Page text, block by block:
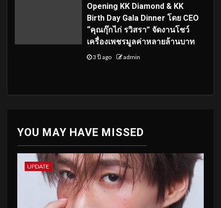
Opening KK Diamond & KK
Birth Day Gala Dinner โดย CEO
“คุณกุ๊กไก่ รวิสรา” จัดงานโชว์
เครื่องเพชรมูลค่าหลายล้านบาท
3 ปี ago admin
YOU MAY HAVE MISSED
UPDATE